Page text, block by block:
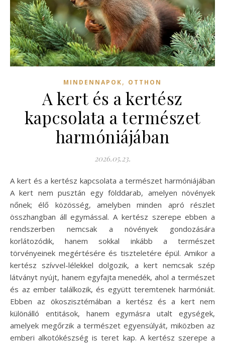
MINDENNAPOK, OTTHON
A kert és a kertész
kapcsolata a természet
harmóniájában
2026.05.23.
A kert és a kertész kapcsolata a természet harmóniájában
A kert nem pusztán egy földdarab, amelyen növények
nőnek; élő közösség, amelyben minden apró részlet
összhangban áll egymással. A kertész szerepe ebben a
rendszerben nemcsak a növények gondozására
korlátozódik, hanem sokkal inkább a természet
törvényeinek megértésére és tiszteletére épül. Amikor a
kertész szívvel-lélekkel dolgozik, a kert nemcsak szép
látványt nyújt, hanem egyfajta menedék, ahol a természet
és az ember találkozik, és együtt teremtenek harmóniát.
Ebben az ökoszisztémában a kertész és a kert nem
különálló entitások, hanem egymásra utalt egységek,
amelyek megőrzik a természet egyensúlyát, miközben az
emberi alkotókészség is teret kap. A kertész szerepe a